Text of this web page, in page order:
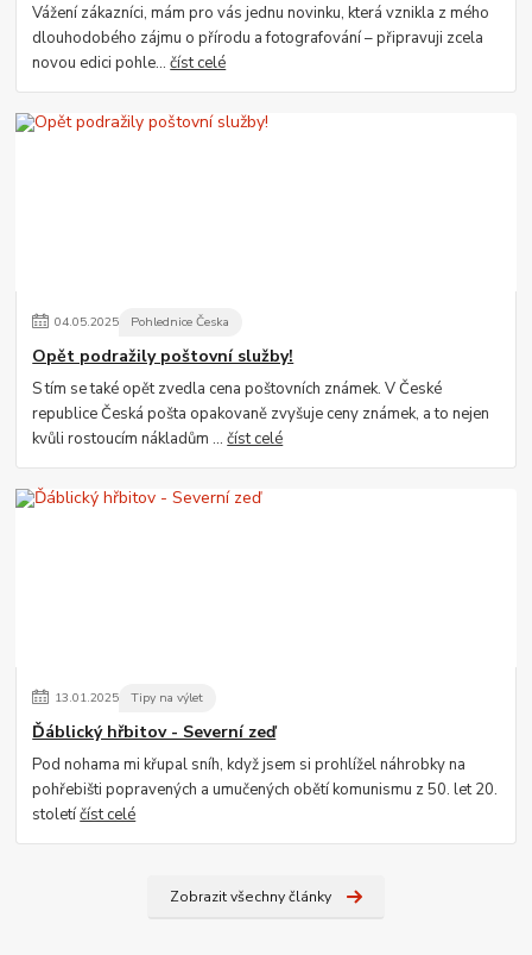
Vážení zákazníci, mám pro vás jednu novinku, která vznikla z mého
dlouhodobého zájmu o přírodu a fotografování – připravuji zcela
novou edici pohle...číst celé
04.05.2025 Pohlednice Česka
Opět podražily poštovní služby!
S tím se také opět zvedla cena poštovních známek. V České
republice Česká pošta opakovaně zvyšuje ceny známek, a to nejen
kvůli rostoucím nákladům ...číst celé
13.01.2025 Tipy na výlet
Ďáblický hřbitov - Severní zeď
Pod nohama mi křupal sníh, když jsem si prohlížel náhrobky na
pohřebišti popravených a umučených obětí komunismu z 50. let 20.
stoletíčíst celé
Zobrazit všechny články